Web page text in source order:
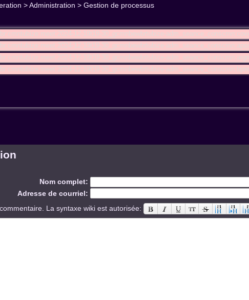
> Administration > Gestion de processus
12-19t19-30_gcmnbewbrtubize-
12-19t19-30_gcmnbewbrtubize-
12-19t19-30_gcmnbewbrtubize-
12-19t19-30_gcmnbewbrtubize-adm_seance_conscmn:bpm
Nom complet:
Adresse de courriel:
La syntaxe wiki est autorisée: